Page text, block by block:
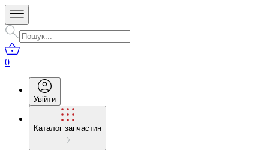
0
Увійти
Каталог запчастин